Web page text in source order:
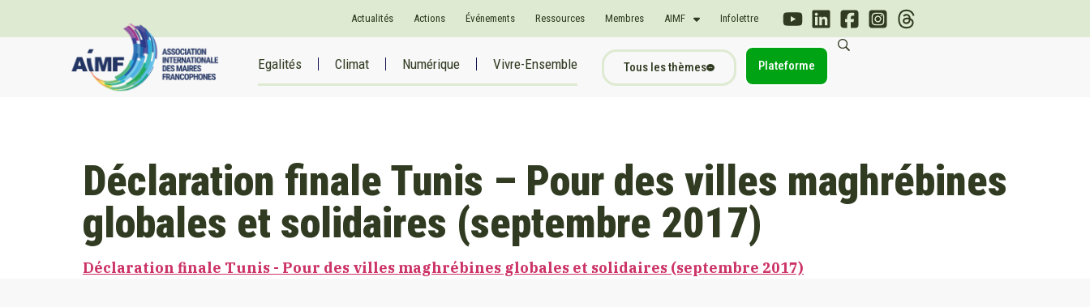
Actualités Actions Événements Ressources Membres AIMF Infolettre
Egalités Climat Numérique Vivre-Ensemble Tous les thèmes Plateforme
Déclaration finale Tunis – Pour des villes maghrébines
globales et solidaires (septembre 2017)
Déclaration finale Tunis - Pour des villes maghrébines globales et solidaires (septembre 2017)